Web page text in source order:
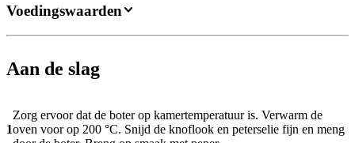
Aan de slag
1
Zorg ervoor dat de boter op kamertemperatuur is. Verwarm de
oven voor op 200 °C. Snijd de knoflook en peterselie fijn en meng
Voedingswaarden